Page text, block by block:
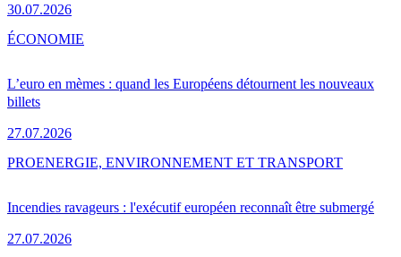
30.07.2026
L’euro en mèmes : quand les Européens détournent les nouveaux
billets
27.07.2026
ÉCONOMIE
Incendies ravageurs : l'exécutif européen reconnaît être submergé
27.07.2026
PROENERGIE, ENVIRONNEMENT ET TRANSPORT